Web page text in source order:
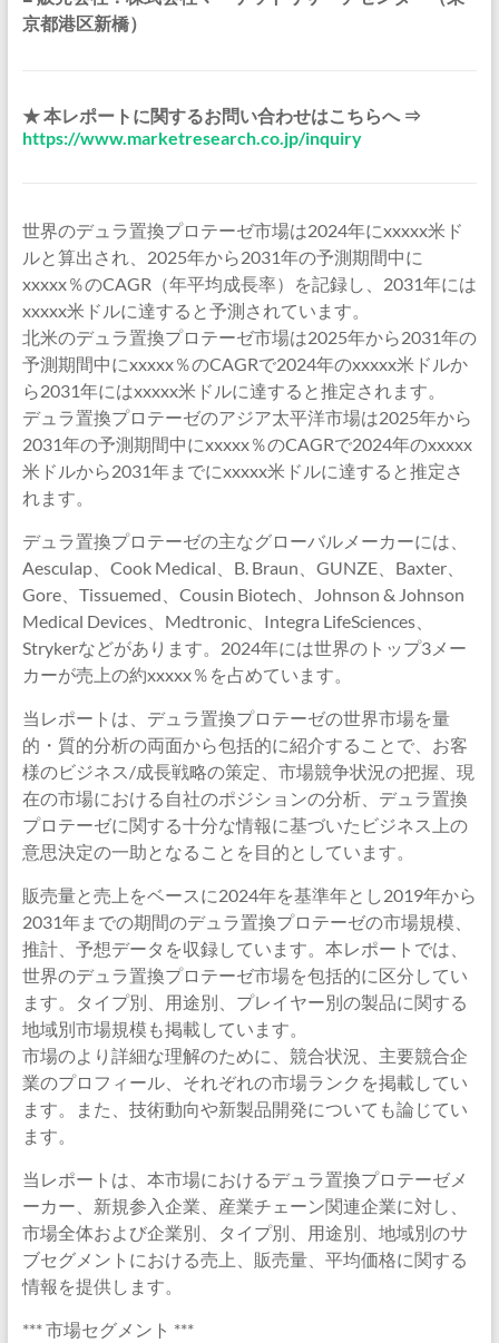
京都港区新橋）
★ 本レポートに関するお問い合わせはこちらへ ⇒
https://www.marketresearch.co.jp/inquiry
世界のデュラ置換プロテーゼ市場は2024年にxxxxx米ド
ルと算出され、2025年から2031年の予測期間中に
xxxxx％のCAGR（年平均成長率）を記録し、2031年には
xxxxx米ドルに達すると予測されています。
北米のデュラ置換プロテーゼ市場は2025年から2031年の
予測期間中にxxxxx％のCAGRで2024年のxxxxx米ドルか
ら2031年にはxxxxx米ドルに達すると推定されます。
デュラ置換プロテーゼのアジア太平洋市場は2025年から
2031年の予測期間中にxxxxx％のCAGRで2024年のxxxxx
米ドルから2031年までにxxxxx米ドルに達すると推定さ
れます。
デュラ置換プロテーゼの主なグローバルメーカーには、
Aesculap、Cook Medical、B. Braun、GUNZE、Baxter、
Gore、Tissuemed、Cousin Biotech、Johnson & Johnson
Medical Devices、Medtronic、Integra LifeSciences、
Strykerなどがあります。2024年には世界のトップ3メー
カーが売上の約xxxxx％を占めています。
当レポートは、デュラ置換プロテーゼの世界市場を量
的・質的分析の両面から包括的に紹介することで、お客
様のビジネス/成長戦略の策定、市場競争状況の把握、現
在の市場における自社のポジションの分析、デュラ置換
プロテーゼに関する十分な情報に基づいたビジネス上の
意思決定の一助となることを目的としています。
販売量と売上をベースに2024年を基準年とし2019年から
2031年までの期間のデュラ置換プロテーゼの市場規模、
推計、予想データを収録しています。本レポートでは、
世界のデュラ置換プロテーゼ市場を包括的に区分してい
ます。タイプ別、用途別、プレイヤー別の製品に関する
地域別市場規模も掲載しています。
市場のより詳細な理解のために、競合状況、主要競合企
業のプロフィール、それぞれの市場ランクを掲載してい
ます。また、技術動向や新製品開発についても論じてい
ます。
当レポートは、本市場におけるデュラ置換プロテーゼメ
ーカー、新規参入企業、産業チェーン関連企業に対し、
市場全体および企業別、タイプ別、用途別、地域別のサ
ブセグメントにおける売上、販売量、平均価格に関する
情報を提供します。
*** 市場セグメント ***